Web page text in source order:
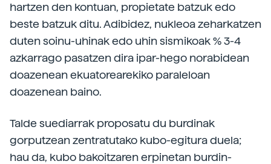
hartzen den kontuan, propietate batzuk edo
beste batzuk ditu. Adibidez, nukleoa zeharkatzen
duten soinu-uhinak edo uhin sismikoak % 3-4
azkarrago pasatzen dira ipar-hego norabidean
doazenean ekuatorearekiko paraleloan
doazenean baino.
Talde suediarrak proposatu du burdinak
gorputzean zentratutako kubo-egitura duela;
hau da, kubo bakoitzaren erpinetan burdin-